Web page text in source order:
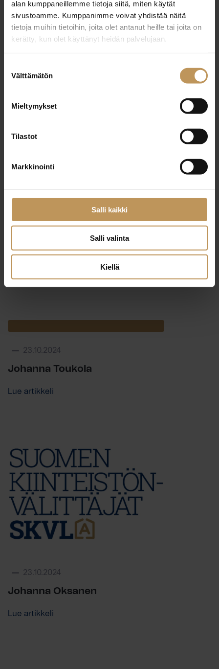
alan kumppaneillemme tietoja siitä, miten käytät
sivustoamme. Kumppanimme voivat yhdistää näitä
tietoja muihin tietoihin, joita olet antanut heille tai joita on
kerätty, kun olet käyttänyt heidän palvelujaan.
valinta
Välttämätön
Mieltymykset
Tilastot
Markkinointi
Salli kaikki
Salli valinta
Kiellä
23.10.2024
Piia Rosvall
Lue artikkeli
Mirka Oksanen
Lue artikkeli
23.10.2024
Johanna Toukola
Lue artikkeli
23.10.2024
Johanna Oksanen
Lue artikkeli